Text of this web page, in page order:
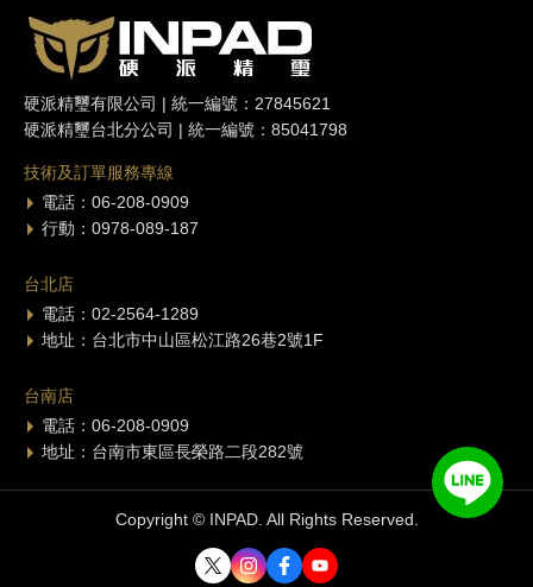
硬派精璽有限公司 | 統一編號：27845621
硬派精璽台北分公司 | 統一編號：85041798
技術及訂單服務專線
電話：06-208-0909
行動：0978-089-187
台北店
電話：02-2564-1289
地址：台北市中山區松江路26巷2號1F
台南店
電話：06-208-0909
地址：台南市東區長榮路二段282號
Copyright © INPAD. All Rights Reserved.